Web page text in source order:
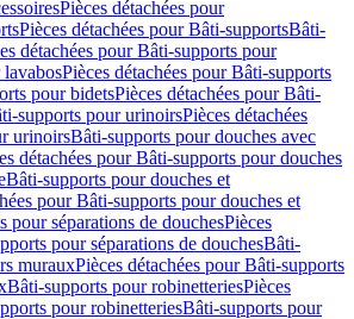
Pièces détachées pour
Pièces détachées pour Bâti-supportsBâti-
détachées pour Bâti-supports pour
Pièces détachées pour Bâti-supports
pour bidetsPièces détachées pour Bâti-
supports pour urinoirsPièces détachées
urinoirsBâti-supports pour douches avec
détachées pour Bâti-supports pour douches
Bâti-supports pour douches et
pour Bâti-supports pour douches et
pour séparations de douchesPièces
pour séparations de douchesBâti-
murauxPièces détachées pour Bâti-supports
Bâti-supports pour robinetteriesPièces
pour robinetteriesBâti-supports pour